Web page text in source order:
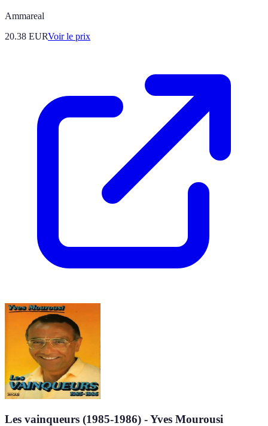
Ammareal
20.38 EURVoir le prix
Les vainqueurs (1985-1986) - Yves Mourousi